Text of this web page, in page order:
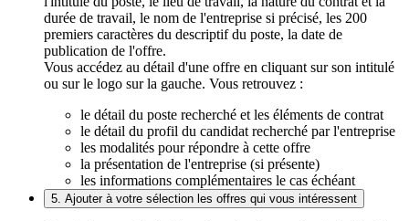
durée de travail, le nom de l'entreprise si précisé, les 200
premiers caractères du descriptif du poste, la date de
publication de l'offre.
Vous accédez au détail d'une offre en cliquant sur son intitulé
ou sur le logo sur la gauche. Vous retrouvez :
le détail du poste recherché et les éléments de contrat
le détail du profil du candidat recherché par l'entreprise
les modalités pour répondre à cette offre
la présentation de l'entreprise (si présente)
les informations complémentaires le cas échéant
5. Ajouter à votre sélection les offres qui vous intéressent